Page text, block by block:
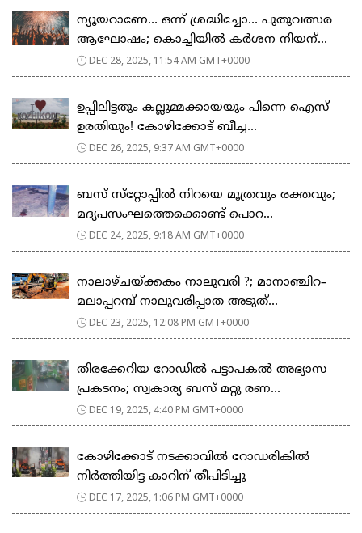
ന്യൂയറാണേ… ഒന്ന് ശ്രദ്ധിച്ചോ… പുതുവത്സര
ആഘോഷം; കൊച്ചിയിൽ കർശന നിയന്...
DEC 28, 2025, 11:54 AM GMT+0000
ഉപ്പിലിട്ടതും കല്ലുമ്മക്കായയും പിന്നെ ഐസ്
ഉരതിയും! കോഴിക്കോട് ബീച്ച...
DEC 26, 2025, 9:37 AM GMT+0000
ബസ് സ്‌റ്റോപ്പില്‍ നിറയെ മൂത്രവും രക്തവും;
മദ്യപസംഘത്തെക്കൊണ്ട് പൊറ...
DEC 24, 2025, 9:18 AM GMT+0000
നാലാഴ്ചയ്ക്കകം നാലുവരി ?; മാനാഞ്ചിറ–
മലാപ്പറമ്പ് നാലുവരിപ്പാത അടുത്...
DEC 23, 2025, 12:08 PM GMT+0000
തിരക്കേറിയ റോഡില്‍ പട്ടാപകല്‍ അഭ്യാസ
പ്രകടനം; സ്വകാര്യ ബസ് മറ്റു രണ...
DEC 19, 2025, 4:40 PM GMT+0000
കോഴിക്കോട് നടക്കാവിൽ റോഡരികിൽ
നിര്‍ത്തിയിട്ട കാറിന് തീപിടിച്ചു
DEC 17, 2025, 1:06 PM GMT+0000